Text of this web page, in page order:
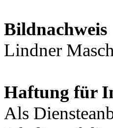
Bildnachweis
Lindner
Haftung für
Als